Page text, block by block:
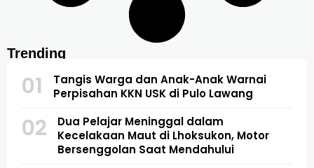
Trending
01
Tangis Warga dan Anak-Anak Warnai
Perpisahan KKN USK di Pulo Lawang
02
Dua Pelajar Meninggal dalam
Kecelakaan Maut di Lhoksukon, Motor
Bersenggolan Saat Mendahului